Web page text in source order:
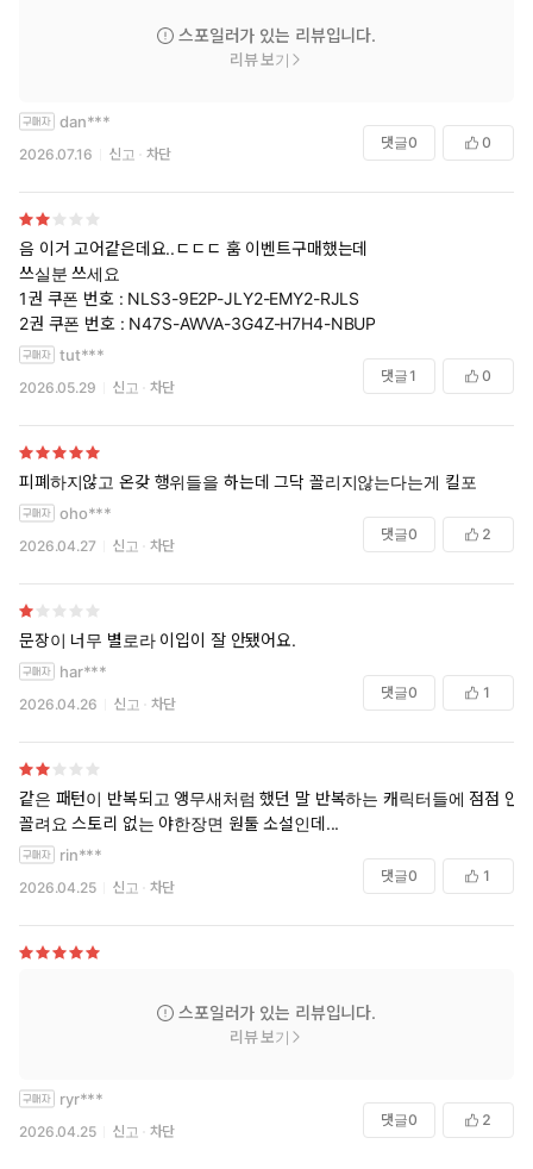
스포일러가 있는 리뷰입니다.
리뷰 보기
dan***
2026.07.16 신고 차단
댓글0 0
음 이거 고어같은데요..ㄷㄷㄷ 훔 이벤트구매했는데
쓰실분 쓰세요
1권 쿠폰 번호 : NLS3-9E2P-JLY2-EMY2-RJLS
2권 쿠폰 번호 : N47S-AWVA-3G4Z-H7H4-NBUP
tut***
2026.05.29 신고 차단
댓글 1 0
피폐하지않고 온갖 행위들을 하는데 그닥 꼴리지않는다는게 킬포
oho***
2026.04.27 신고 차단
댓글0 2
문장이 너무 별로라 이입이 잘 안됐어요.
har***
2026.04.26 신고 차단
댓글0 1
같은 패턴이 반복되고 앵무새처럼 했던 말 반복하는 캐릭터들에 점점 안
꼴려요 스토리 없는 야한장면 원툴 소설인데...
rin***
2026.04.25 신고 차단
댓글0 1
스포일러가 있는 리뷰입니다.
리뷰 보기
ryr***
2026.04.25 신고 차단
댓글0 2